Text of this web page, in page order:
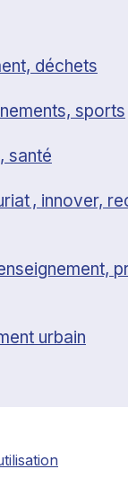
déchets
sports
santé
, innover,
urbain